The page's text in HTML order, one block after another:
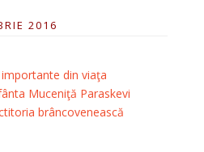
2016
din viaţa
Muceniţă Paraskevi
brâncovenească